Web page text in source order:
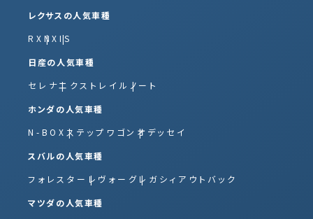
レクサスの人気車種
RX NXIS
日産の人気車種
セレナエクストレイル ノート
ホンダの人気車種
N-BOX ステップワゴン オデッセイ
スバルの人気車種
フォレスター レヴォーグ レガシィアウトバック
マツダの人気車種